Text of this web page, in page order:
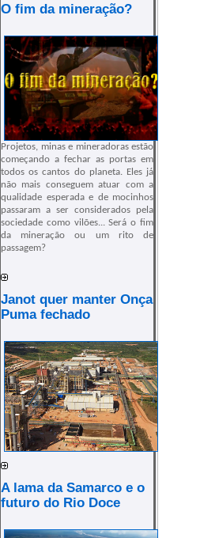
O fim da mineração?
Projetos, minas e mineradoras estão
começando a fechar as portas em
todos os cantos do planeta. Eles já
não mais conseguem atuar com a
qualidade esperada e de mocinhos
passaram a ser considerados pela
sociedade como vilões... Será o fim
da mineração ou um rito de
passagem?
Janot quer manter Onça
Puma fechado
A lama da Samarco e o
futuro do Rio Doce